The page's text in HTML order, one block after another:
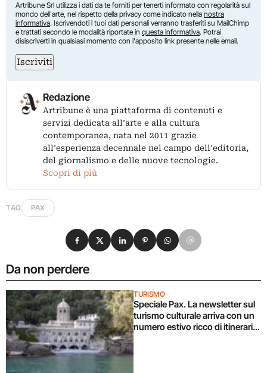
Artribune Srl utilizza i dati da te forniti per tenerti informato con regolarità sul
mondo dell'arte, nel rispetto della privacy come indicato nella nostra
informativa. Iscrivendoti i tuoi dati personali verranno trasferiti su MailChimp
e trattati secondo le modalità riportate in questa informativa. Potrai
disiscriverti in qualsiasi momento con l'apposito link presente nelle email.
Iscriviti
Redazione
Artribune è una piattaforma di contenuti e
servizi dedicata all’arte e alla cultura
contemporanea, nata nel 2011 grazie
all’esperienza decennale nel campo dell’editoria,
del giornalismo e delle nuove tecnologie.
Scopri di più
TAG PAX
Da non perdere
TURISMO
Speciale Pax. La newsletter sul
turismo culturale arriva con un
numero estivo ricco di itinerari e
Condividi su Facebook
Condividi su X
Condividi su LinkedIn
Condividi su Pinterest
Condividi su WhatsApp
Condividi su Email